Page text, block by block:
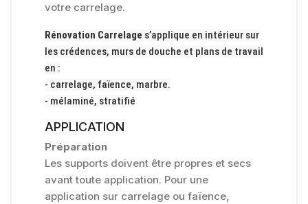
votre carrelage.
Rénovation Carrelage s’applique en intérieur sur
les crédences, murs de douche et plans de travail
en :
- carrelage, faïence, marbre.
- mélaminé, stratifié
APPLICATION
Préparation
Les supports doivent être propres et secs
avant toute application. Pour une
application sur carrelage ou faïence,